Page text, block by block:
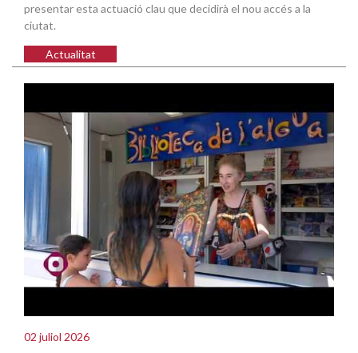
presentar esta actuació clau que decidirà el nou accés a la
ciutat.
Actualitat
02 juliol 2026